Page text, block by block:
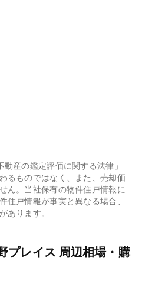
産の鑑定評価に関する法律」
るものではなく、また、売却価
ん。当社保有の物件住戸情報に
住戸情報が事実と異なる場合、
あります。
プレイス 周辺相場・購